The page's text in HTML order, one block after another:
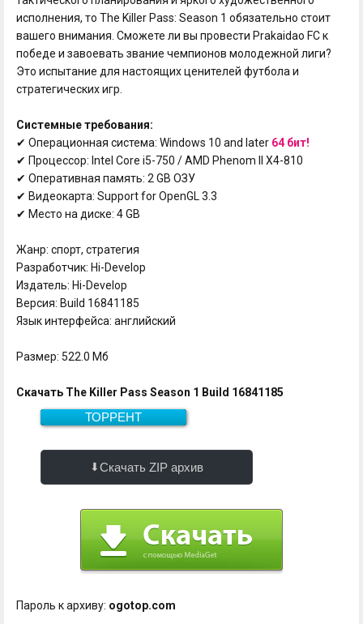
исполнения, то The Killer Pass: Season 1 обязательно стоит
вашего внимания. Сможете ли вы провести Prakaidao FC к
победе и завоевать звание чемпионов молодежной лиги?
Это испытание для настоящих ценителей футбола и
стратегических игр.
Системные требования:
✔ Операционная система: Windows 10 and later 64 бит!
✔ Процессор: Intel Core i5-750 / AMD Phenom II X4-810
✔ Оперативная память: 2 GB ОЗУ
✔ Видеокарта: Support for OpenGL 3.3
✔ Место на диске: 4 GB
Жанр: спорт, стратегия
Разработчик: Hi-Develop
Издатель: Hi-Develop
Версия: Build 16841185
Язык интерфейса: английский
Размер: 522.0 Мб
Скачать The Killer Pass Season 1 Build 16841185
ТОРРЕНТ
522.0 Мб
Скачать
Скачать ZIP архив
Пароль к архиву: ogotop.com